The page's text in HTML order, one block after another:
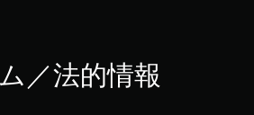
／法的情報